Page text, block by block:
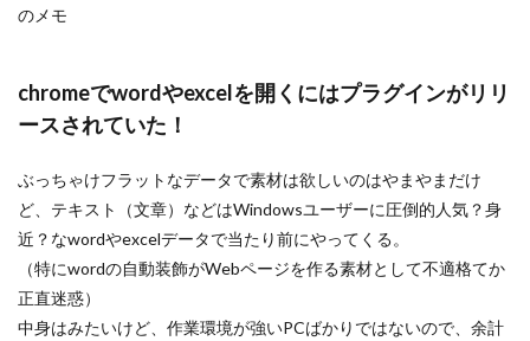
のメモ
chromeでwordやexcelを開くにはプラグインがリリ
ースされていた！
ぶっちゃけフラットなデータで素材は欲しいのはやまやまだけ
ど、テキスト（文章）などはWindowsユーザーに圧倒的人気？身
近？なwordやexcelデータで当たり前にやってくる。
（特にwordの自動装飾がWebページを作る素材として不適格てか
正直迷惑）
中身はみたいけど、作業環境が強いPCばかりではないので、余計